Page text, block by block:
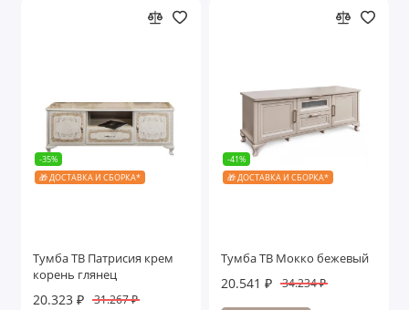
-35%
🎁 ДОСТАВКА И СБОРКА*
Тумба ТВ Патрисия крем
корень глянец
20.323 ₽ 31.267 ₽
-41%
🎁 ДОСТАВКА И СБОРКА*
Тумба ТВ Мокко бежевый
20.541 ₽ 34.234 ₽